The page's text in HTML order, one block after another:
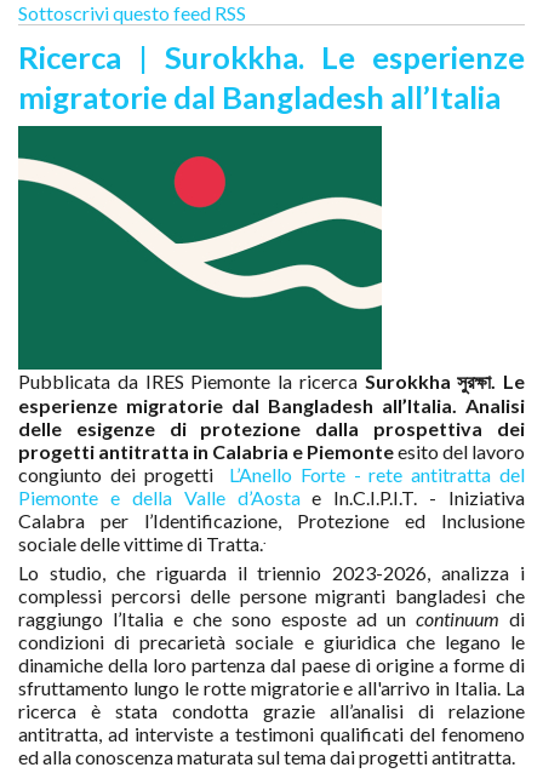
Sottoscrivi questo feed RSS
Ricerca | Surokkha. Le esperienze
migratorie dal Bangladesh all’Italia
Pubblicata da IRES Piemonte la ricerca Surokkha সুরক্ষা. Le
esperienze migratorie dal Bangladesh all’Italia. Analisi
delle esigenze di protezione dalla prospettiva dei
progetti antitratta in Calabria e Piemonteesito del lavoro
congiunto dei progetti L’Anello Forte - rete antitratta del
Piemonte e della Valle d’Aostae In.C.I.P.I.T. - Iniziativa
Calabra per l’Identificazione, Protezione ed Inclusione
sociale delle vittime di Tratta..
Lo studio, che riguarda il triennio 2023-2026, analizza i
complessi percorsi delle persone migranti bangladesi che
raggiungo l’Italia e che sono esposte ad un continuum di
condizioni di precarietà sociale e giuridica che legano le
dinamiche della loro partenza dal paese di origine a forme di
sfruttamento lungo le rotte migratorie e all'arrivo in Italia. La
ricerca è stata condotta grazie all’analisi di relazione
antitratta, ad interviste a testimoni qualificati del fenomeno
ed alla conoscenza maturata sul tema dai progetti antitratta.